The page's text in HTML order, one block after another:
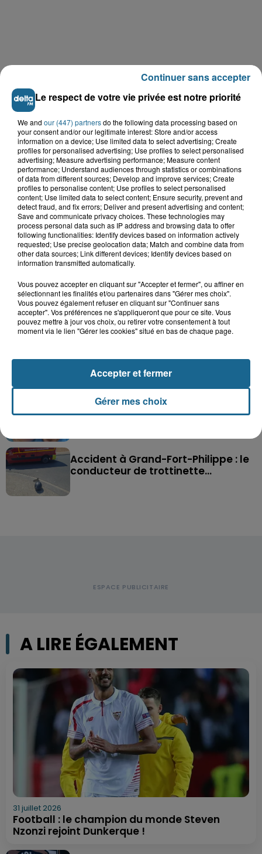
LE TOP DE L'ACTU
Saint-Omer : un enfant gravement brûlé
après l'explosion d'un jouet...
Lucas s'en est allé brutalement...
Disparition inquiétante à Cappelle-
la-Grande : Michael, 41 ans...
Accident à Grand-Fort-Philippe : le
conducteur de trottinette...
A LIRE ÉGALEMENT
31 juillet 2026
Football : le champion du monde Steven
Nzonzi rejoint Dunkerque !
Le respect de votre vie privée est notre priorité
We and our (447) partnersdo the following data processing based on
your consent and/or our legitimate interest: Store and/or access
information on a device; Use limited data to select advertising; Create
profiles for personalised advertising; Use profiles to select personalised
advertising; Measure advertising performance; Measure content
performance; Understand audiences through statistics or combinations
of data from different sources; Develop and improve services; Create
profiles to personalise content; Use profiles to select personalised
content; Use limited data to select content; Ensure security, prevent and
detect fraud, and fix errors; Deliver and present advertising and content;
Save and communicate privacy choices. These technologies may
process personal data such as IP address and browsing data to offer
following functionalities: Identify devices based on information actively
requested; Use precise geolocation data; Match and combine data from
other data sources; Link different devices; Identify devices based on
information transmitted automatically.
Vous pouvez accepter en cliquant sur "Accepter et fermer", ou affiner en
sélectionnant les finalités et/ou partenaires dans "Gérer mes choix".
Vous pouvez également refuser en cliquant sur "Continuer sans
accepter". Vos préférences ne s'appliqueront que pour ce site. Vous
pouvez mettre à jour vos choix, ou retirer votre consentement à tout
moment via le lien "Gérer les cookies" situé en bas de chaque page.
Gérer mes choix
Accepter et fermer
Continuer sans accepter